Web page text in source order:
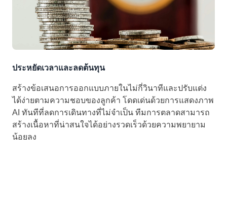
ประหยัดเวลาและลดต้นทุน
สร้างข้อเสนอการออกแบบภายในไม่กี่วินาทีและปรับแต่ง
ได้ง่ายตามความชอบของลูกค้า โดดเด่นด้วยการแสดงภาพ
AI ทันทีที่ลดการเดินทางที่ไม่จำเป็น ทีมการตลาดสามารถ
สร้างเนื้อหาที่น่าสนใจได้อย่างรวดเร็วด้วยความพยายาม
น้อยลง